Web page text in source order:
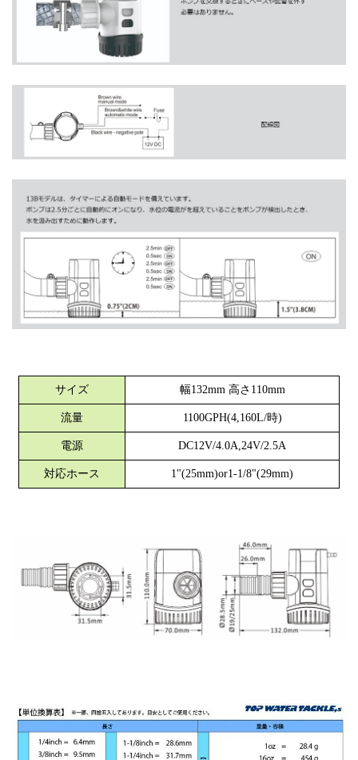
サイズ 幅132mm 高さ110mm
流量 1100GPH(4,160L/時)
電源 DC12V/4.0A,24V/2.5A
対応ホース 1"(25mm)or1-1/8"(29mm)